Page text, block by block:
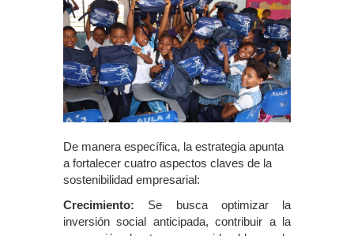
De manera específica, la estrategia apunta
a fortalecer cuatro aspectos claves de la
sostenibilidad empresarial:
Crecimiento: Se busca optimizar la
inversión social anticipada, contribuir a la